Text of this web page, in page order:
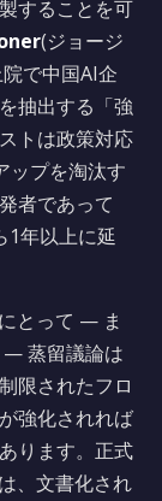
することを可
(ジョージ
で中国AI企
抽出する「強
トは政策対応
ップを淘汰す
者であって
1年以上に延
とって — ま
— 蒸留議論は
限されたフロ
強化されれば
ります。正式
、文書化され